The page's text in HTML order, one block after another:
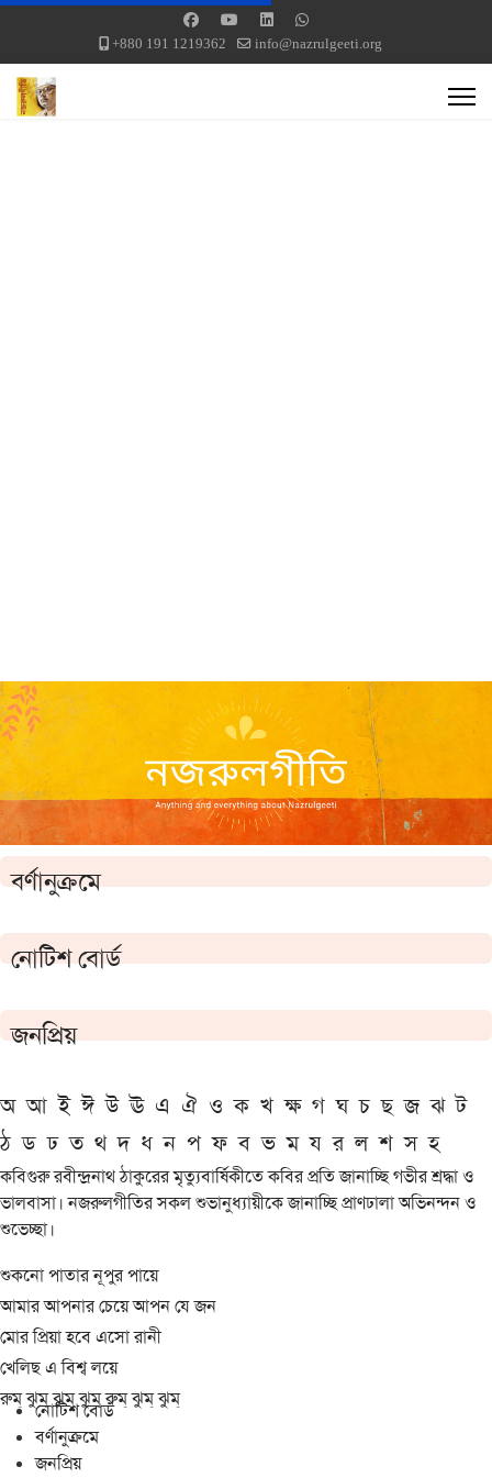
+880 191 1219362 info@nazrulgeeti.org
বর্ণানুক্রমে
নোটিশ বোর্ড
জনপ্রিয়
অ আ ই ঈ উ ঊ এ ঐ ও ক খ ক্ষ গ ঘ চ ছ জ ঝ ট
ঠ ড ঢ ত থ দ ধ ন প ফ ব ভ ম য র ল শ স হ
কবিগুরু রবীন্দ্রনাথ ঠাকুরের মৃত্যুবার্ষিকীতে কবির প্রতি জানাচ্ছি গভীর শ্রদ্ধা ও
ভালবাসা। নজরুলগীতির সকল শুভানুধ্যায়ীকে জানাচ্ছি প্রাণঢালা অভিনন্দন ও
শুভেচ্ছা।
শুকনো পাতার নূপুর পায়ে
আমার আপনার চেয়ে আপন যে জন
মোর প্রিয়া হবে এসো রানী
খেলিছ এ বিশ্ব লয়ে
রুম্ ঝুম্ ঝুম্ ঝুম্ রুম্ ঝুম্ ঝুম্
নোটিশ বোর্ড
বর্ণানুক্রমে
জনপ্রিয়